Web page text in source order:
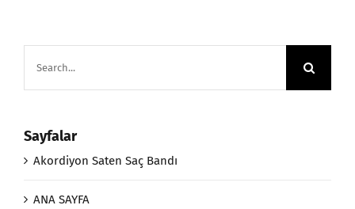
Sayfalar
Akordiyon Saten Saç Bandı
ANA SAYFA